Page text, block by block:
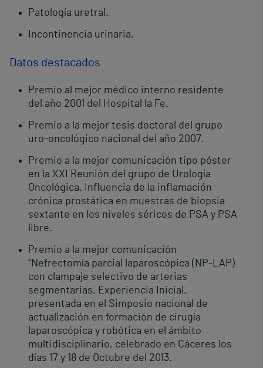
Patología uretral.
Incontinencia urinaria.
Datos destacados
Premio al mejor médico interno residente
del año 2001 del Hospital la Fe.
Premio a la mejor tesis doctoral del grupo
uro-oncológico nacional del año 2007.
Premio a la mejor comunicación tipo póster
en la XXI Reunión del grupo de Urología
Oncológica. Influencia de la inflamación
crónica prostática en muestras de biopsia
sextante en los niveles séricos de PSA y PSA
libre.
Premio a la mejor comunicación
“Nefrectomía parcial laparoscópica (NP-LAP)
con clampaje selectivo de arterias
segmentarias. Experiencia Inicial.
presentada en el Simposio nacional de
actualización en formación de cirugía
laparoscópica y robótica en el ámbito
multidisciplinario, celebrado en Cáceres los
días 17 y 18 de Octubre del 2013.